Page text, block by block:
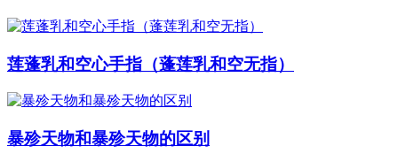
莲蓬乳和空心手指（蓬莲乳和空无指）
暴殄天物和暴殄天物的区别